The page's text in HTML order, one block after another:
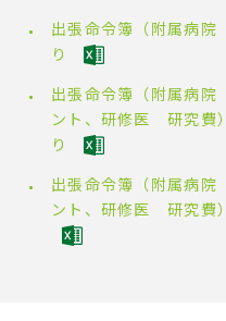
出張命令簿（附属病
り
出張命令簿（附属病
ント、研修医 研究費
り
出張命令簿（附属病
ント、研修医 研究費